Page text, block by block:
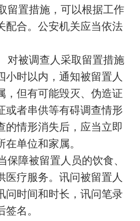
留置措施，可以根据工作
配合。公安机关应当依法
被调查人采取留置措施
小时以内，通知被留置人
，但有可能毁灭、伪造证
或者串供等有碍调查情形
的情形消失后，应当立即
单位和家属。
保障被留置人员的饮食、
医疗服务。讯问被留置人
问时间和时长，讯问笔录
名。